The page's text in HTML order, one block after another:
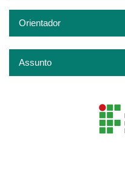
Orientador
Assunto